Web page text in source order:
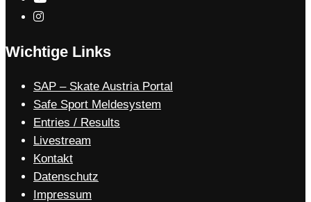
Wichtige Links
SAP – Skate Austria Portal
Safe Sport Meldesystem
Entries / Results
Livestream
Kontakt
Datenschutz
Impressum